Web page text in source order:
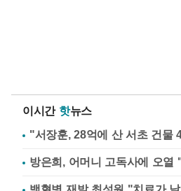
이시간 핫뉴스
"서장훈, 28억에 산 서초 건물
방은희, 어머니 고독사에 오열